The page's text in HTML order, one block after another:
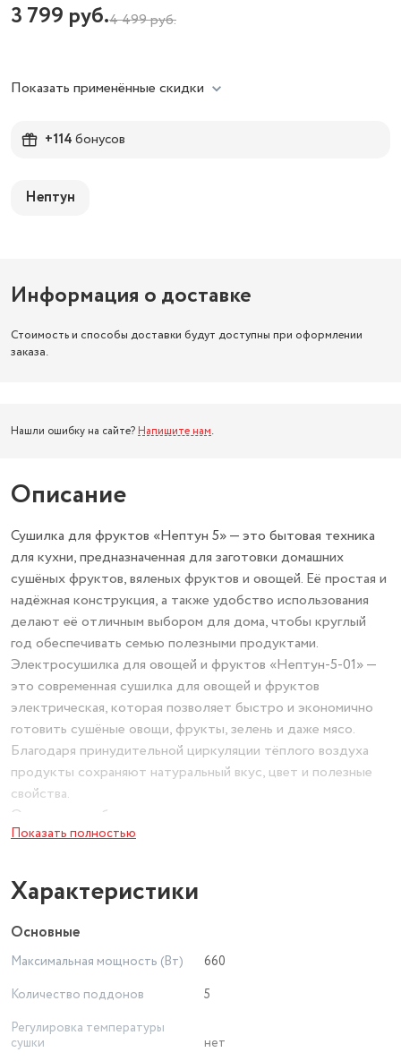
3 799 руб.4 499руб.
Показать применённые скидки
+114бонусов
Нептун
Информация о доставке
Стоимость и способы доставки будут доступны при оформлении
заказа.
Нашли ошибку на сайте? Напишите нам.
Описание
Сушилка для фруктов «Нептун 5» — это бытовая техника
для кухни, предназначенная для заготовки домашних
сушёных фруктов, вяленых фруктов и овощей. Её простая и
надёжная конструкция, а также удобство использования
делают её отличным выбором для дома, чтобы круглый
год обеспечивать семью полезными продуктами.
Электросушилка для овощей и фруктов «Нептун-5-01» —
это современная сушилка для овощей и фруктов
электрическая, которая позволяет быстро и экономично
готовить сушёные овощи, фрукты, зелень и даже мясо.
Благодаря принудительной циркуляции тёплого воздуха
продукты сохраняют натуральный вкус, цвет и полезные
свойства.
Основные особенности:
Вместимость — до 23 литров, 5 прозрачных поддонов
Терморегулятор — плавная регулировка температуры от
30°C до 70°C, что идеально для фруктов, овощей, мяса и
пастилы.
дизайном отлично впишется в квартиру, летнюю кухню или
дачу.
подходит для приверженцев ЗОЖ и полезного питания.
Этот дегидратор для фруктов и овощей — незаменимый
Показать полностью
Характеристики
Основные
Максимальная мощность (Вт)
660
Количество поддонов
5
Регулировка температуры
сушки
нет